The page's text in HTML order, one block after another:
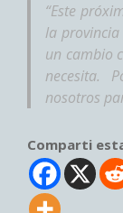
“Este
la
un cambio
necesita.
nosotros
Comparti